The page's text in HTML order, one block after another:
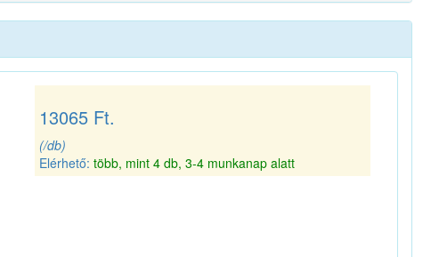
13065 Ft.
(/db)
Elérhető:több, mint 4 db, 3-4 munkanap alatt